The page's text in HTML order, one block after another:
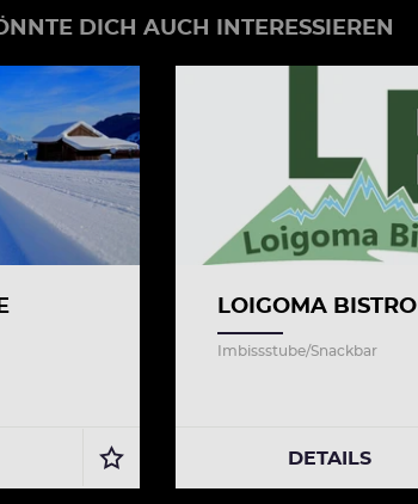
DICH AUCH INTERESSIEREN
LOIGOMA BISTRO
Imbissstube/Snackbar
DETAILS